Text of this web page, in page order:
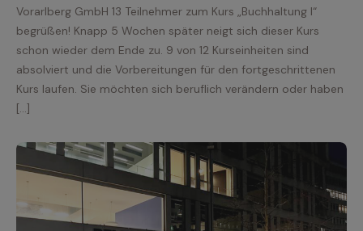
Vorarlberg GmbH 13 Teilnehmer zum Kurs „Buchhaltung I“
begrüßen! Knapp 5 Wochen später neigt sich dieser Kurs
schon wieder dem Ende zu. 9 von 12 Kurseinheiten sind
absolviert und die Vorbereitungen für den fortgeschrittenen
Kurs laufen. Sie möchten sich beruflich verändern oder haben
[…]